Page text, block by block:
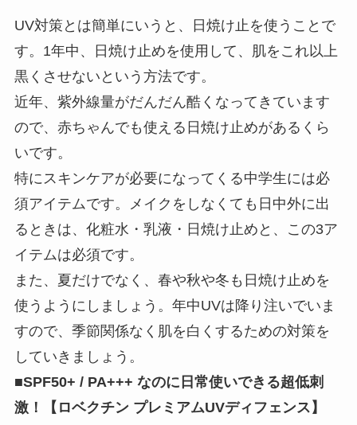
UV対策とは簡単にいうと、日焼け止を使うことで
す。1年中、日焼け止めを使用して、肌をこれ以上
黒くさせないという方法です。
近年、紫外線量がだんだん酷くなってきています
ので、赤ちゃんでも使える日焼け止めがあるくら
いです。
特にスキンケアが必要になってくる中学生には必
須アイテムです。メイクをしなくても日中外に出
るときは、化粧水・乳液・日焼け止めと、この3ア
イテムは必須です。
また、夏だけでなく、春や秋や冬も日焼け止めを
使うようにしましょう。年中UVは降り注いでいま
すので、季節関係なく肌を白くするための対策を
していきましょう。
■SPF50+ / PA+++ なのに日常使いできる超低刺
激！【ロベクチン プレミアムUVディフェンス】